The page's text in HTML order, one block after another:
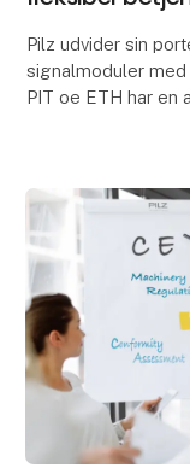
Pilz udvider sin
signalmoduler
PIT oe ETH har en